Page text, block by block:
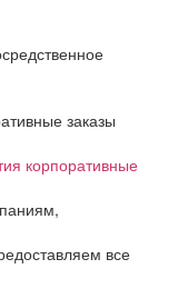
заказы
корпоративные
все